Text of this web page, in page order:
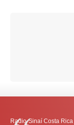
Radio-Sinaí Costa Rica